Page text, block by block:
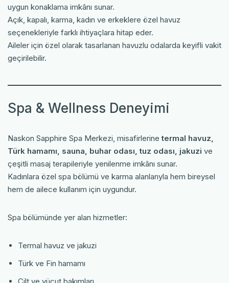
uygun konaklama imkânı sunar.
Açık, kapalı, karma, kadın ve erkeklere özel havuz
seçenekleriyle farklı ihtiyaçlara hitap eder.
Aileler için özel olarak tasarlanan havuzlu odalarda keyifli vakit
geçirilebilir.
Spa & Wellness Deneyimi
Naskon Sapphire Spa Merkezi, misafirlerinetermal havuz,
Türk hamamı, sauna, buhar odası, tuz odası, jakuzi ve
çeşitli masaj terapileriyle yenilenme imkânı sunar.
Kadınlara özel spa bölümü ve karma alanlarıyla hem bireysel
hem de ailece kullanım için uygundur.
Spa bölümünde yer alan hizmetler:
Termal havuz ve jakuzi
Türk ve Fin hamamı